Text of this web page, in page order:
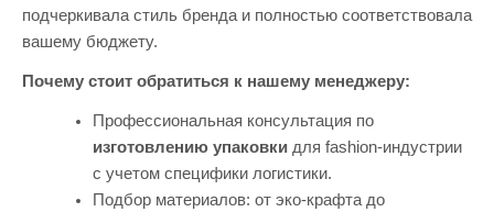
подчеркивала стиль бренда и полностью соответствовала
вашему бюджету.
Почему стоит обратиться к нашему менеджеру:
Профессиональная консультация по
изготовлению упаковкидля fashion-индустрии
с учетом специфики логистики.
Подбор материалов: от эко-крафта до